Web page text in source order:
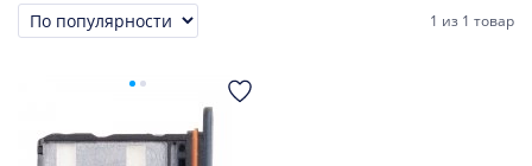
Сортировка 1 из 1 товар